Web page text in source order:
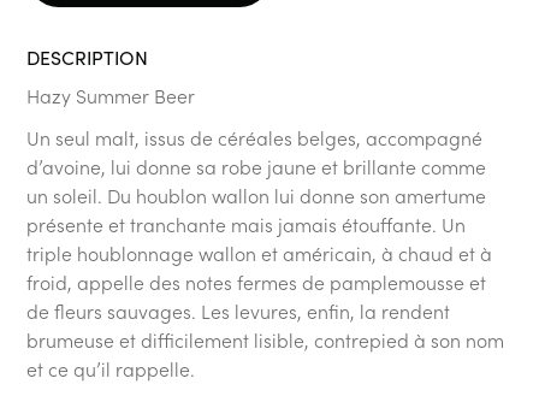
DESCRIPTION
Hazy Summer Beer
Un seul malt, issus de céréales belges, accompagné
d’avoine, lui donne sa robe jaune et brillante comme
un soleil. Du houblon wallon lui donne son amertume
présente et tranchante mais jamais étouffante. Un
triple houblonnage wallon et américain, à chaud et à
froid, appelle des notes fermes de pamplemousse et
de fleurs sauvages. Les levures, enfin, la rendent
brumeuse et difficilement lisible, contrepied à son nom
et ce qu’il rappelle.